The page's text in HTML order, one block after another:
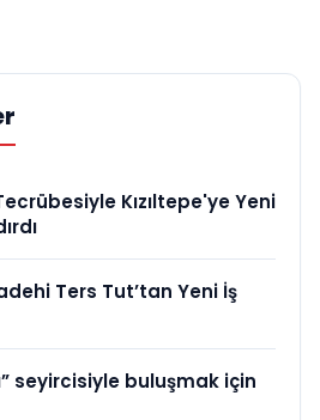
Kızıltepe'ye Yeni
Ters Tut’tan Yeni İş
seyircisiyle buluşmak için